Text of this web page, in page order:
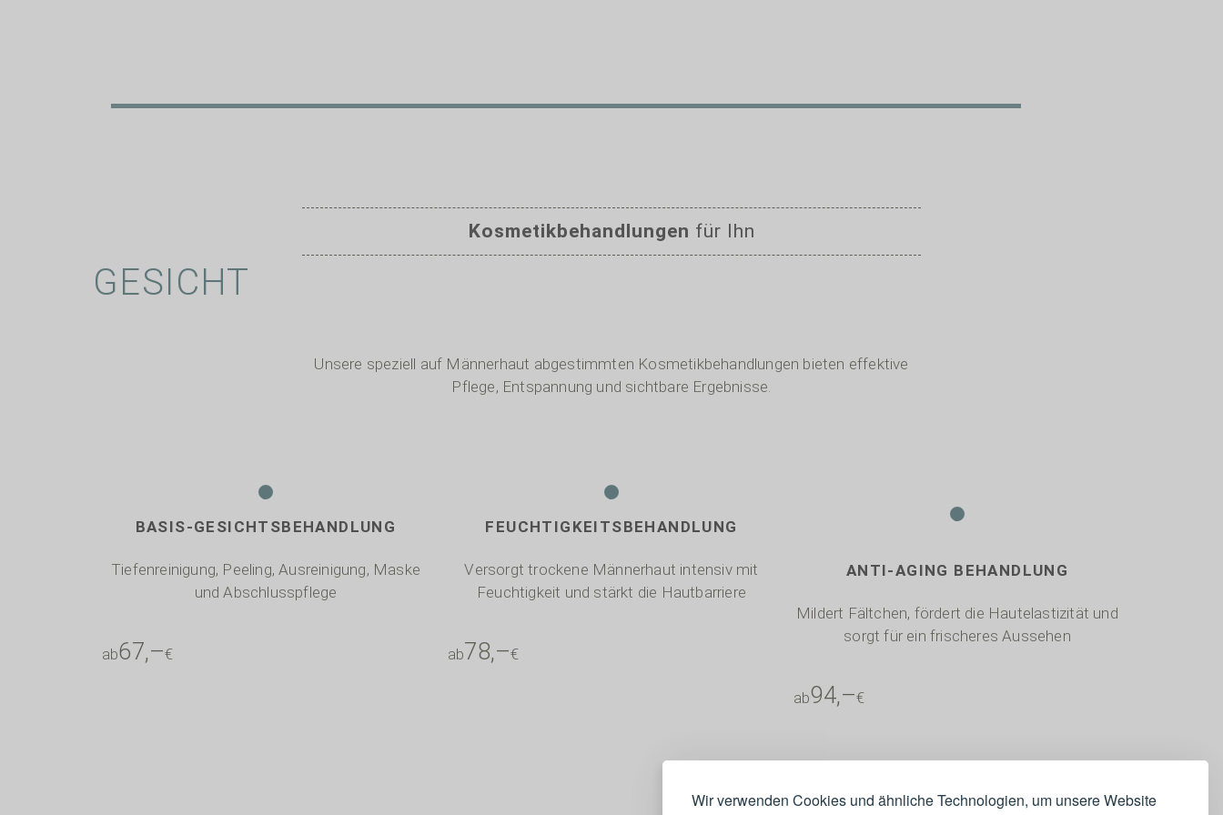
Wir verwenden Cookies und ähnliche Technologien, um unsere Website
Kosmetikbehandlungen für Ihn
GESICHT
Unsere speziell auf Männerhaut abgestimmten Kosmetikbehandlungen bieten effektive
Pflege, Entspannung und sichtbare Ergebnisse.
.
BASIS-GESICHTSBEHANDLUNG
Tiefenreinigung, Peeling, Ausreinigung, Maske
und Abschlusspflege
ab67,–€
.
FEUCHTIGKEITSBEHANDLUNG
Versorgt trockene Männerhaut intensiv mit
Feuchtigkeit und stärkt die Hautbarriere
ab78,–€
.
ANTI-AGING BEHANDLUNG
Mildert Fältchen, fördert die Hautelastizität und
sorgt für ein frischeres Aussehen
ab94,–€